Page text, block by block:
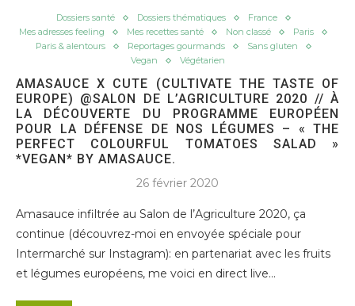
Dossiers santé Dossiers thématiques
France
Mes adresses feeling
Mes recettes santé Non classé
Paris
Paris & alentours
Reportages gourmands
Sans gluten
Vegan
Végétarien
AMASAUCE X CUTE (CULTIVATE THE TASTE OF
EUROPE) @SALON DE L’AGRICULTURE 2020 // À
LA DÉCOUVERTE DU PROGRAMME EUROPÉEN
POUR LA DÉFENSE DE NOS LÉGUMES – « THE
PERFECT COLOURFUL TOMATOES SALAD »
*VEGAN* BY AMASAUCE.
26 février 2020
Amasauce infiltrée au Salon de l’Agriculture 2020, ça
continue (découvrez-moi en envoyée spéciale pour
Intermarché sur Instagram): en partenariat avec les fruits
et légumes européens, me voici en direct live…